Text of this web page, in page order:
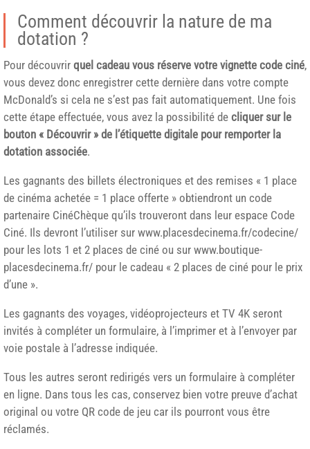
Comment découvrir la nature de ma
dotation ?
Pour découvrir quel cadeau vous réserve votre vignette code ciné,
vous devez donc enregistrer cette dernière dans votre compte
McDonald’s si cela ne s’est pas fait automatiquement. Une fois
cette étape effectuée, vous avez la possibilité de cliquer sur le
bouton « Découvrir » de l’étiquette digitale pour remporter la
dotation associée.
Les gagnants des billets électroniques et des remises « 1 place
de cinéma achetée = 1 place offerte » obtiendront un code
partenaire CinéChèque qu’ils trouveront dans leur espace Code
Ciné. Ils devront l’utiliser sur www.placesdecinema.fr/codecine/
pour les lots 1 et 2 places de ciné ou sur www.boutique-
placesdecinema.fr/ pour le cadeau « 2 places de ciné pour le prix
d’une ».
Les gagnants des voyages, vidéoprojecteurs et TV 4K seront
invités à compléter un formulaire, à l’imprimer et à l’envoyer par
voie postale à l’adresse indiquée.
Tous les autres seront redirigés vers un formulaire à compléter
en ligne. Dans tous les cas, conservez bien votre preuve d’achat
original ou votre QR code de jeu car ils pourront vous être
réclamés.